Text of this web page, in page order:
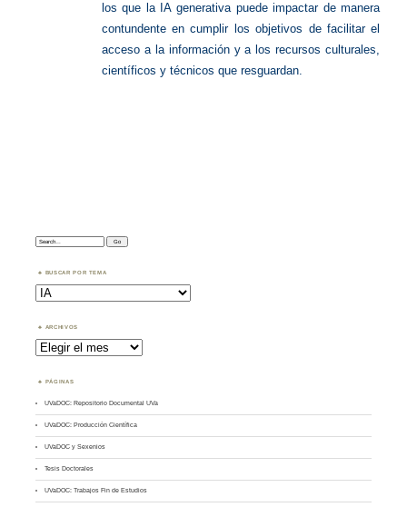
los que la IA generativa puede impactar de manera
contundente en cumplir los objetivos de facilitar el
acceso a la información y a los recursos culturales,
científicos y técnicos que resguardan.
Search:
BUSCAR POR TEMA
Buscar
por
Tema
ARCHIVOS
Archivos
PÁGINAS
UVaDOC: Repositorio Documental UVa
UVaDOC: Producción Científica
UVaDOC y Sexenios
Tesis Doctorales
UVaDOC: Trabajos Fin de Estudios